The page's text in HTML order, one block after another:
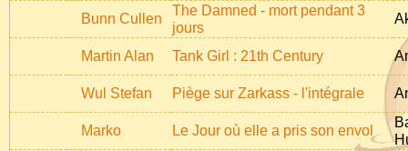
Bunn Cullen
The Damned - mort pendant 3
jours
Martin Alan Tank Girl : 21th Century
Wul Stefan Piège sur Zarkass - l'intégrale
Marko Le Jour où elle a pris son envol